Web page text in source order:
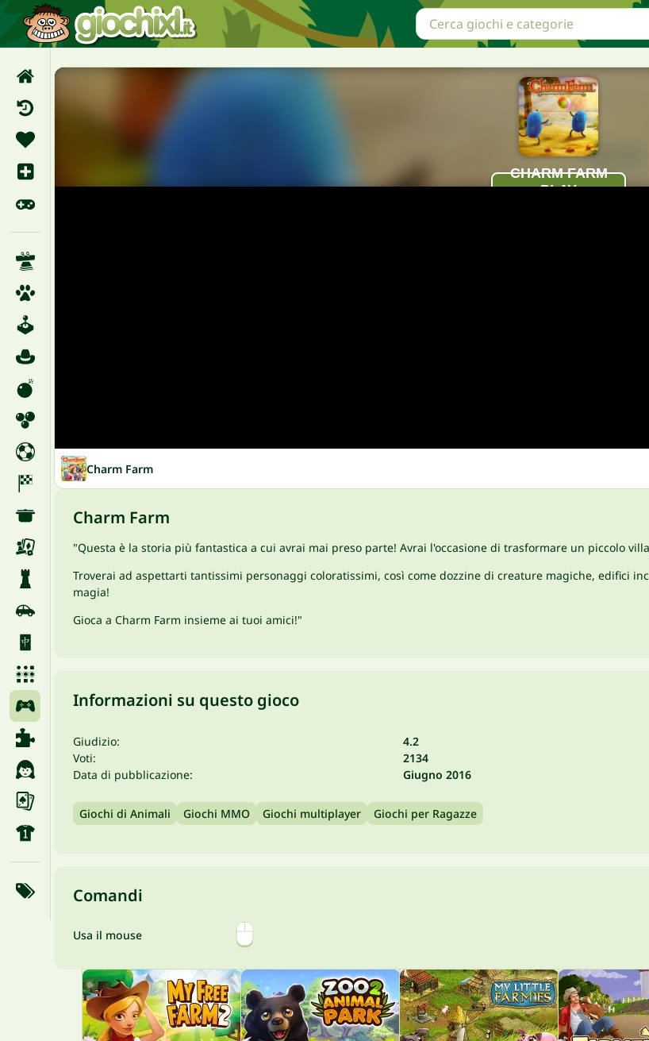
Charm Farm
Charm Farm
"Questa è la storia più fantastica a cui avrai mai preso parte! Avrai l'occasione di trasformare un piccolo
Troverai ad aspettarti tantissimi personaggi coloratissimi, così come dozzine di creature magiche, edifici
magia!
Gioca a Charm Farm insieme ai tuoi amici!"
Informazioni su questo gioco
Giudizio:
4.2
Voti:
2134
Data di pubblicazione:
Giugno 2016
Giochi di Animali Giochi MMO Giochi multiplayer Giochi per Ragazze
Comandi
Usa il mouse